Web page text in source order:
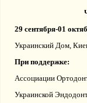
29 сентября-01
Украинский Дом,
При поддержке:
Ассоциации
Украинской